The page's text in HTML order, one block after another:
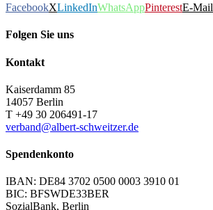
FacebookXLinkedInWhatsAppPinterestE-Mail
Folgen Sie uns
Kontakt
Kaiserdamm 85
14057 Berlin
T +49 30 206491-17
verband@albert-schweitzer.de
Spendenkonto
IBAN: DE84 3702 0500 0003 3910 01
BIC: BFSWDE33BER
SozialBank, Berlin